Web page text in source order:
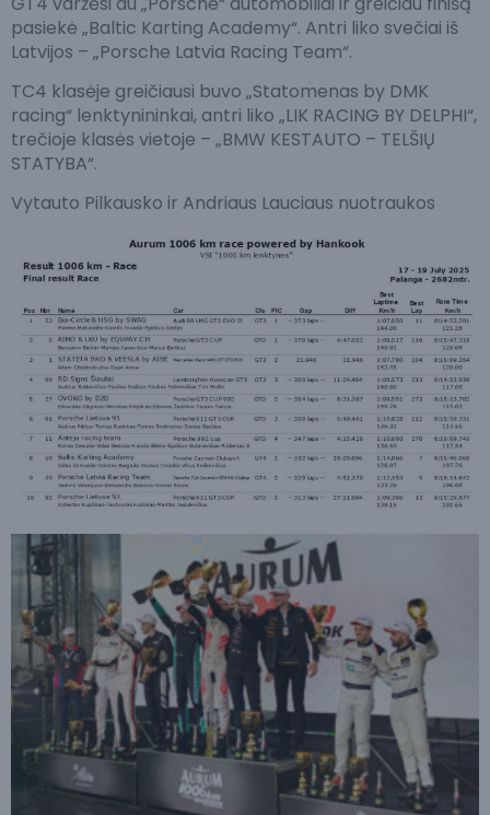
pasiekė „Baltic Karting Academy“. Antri liko svečiai iš
Latvijos – „Porsche Latvia Racing Team“.
TC4 klasėje greičiausi buvo „Statomenas by DMK
racing“ lenktynininkai, antri liko „LIK RACING BY DELPHI“,
trečioje klasės vietoje – „BMW KESTAUTO – TELŠIŲ
STATYBA“.
Vytauto Pilkausko ir Andriaus Lauciaus nuotraukos